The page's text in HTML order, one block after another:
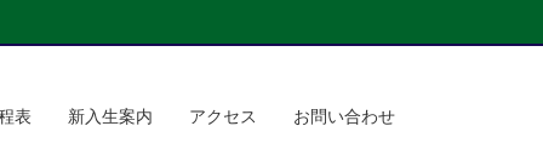
表 新入生案内 アクセス お問い合わせ